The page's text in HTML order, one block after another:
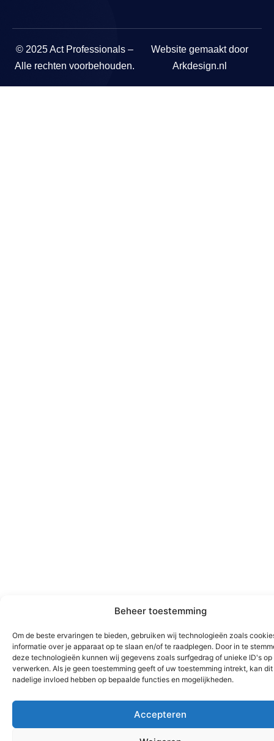
Beheer toestemming
Om de beste ervaringen te bieden, gebruiken wij technologieën zoals
informatie over je apparaat op te slaan en/of te raadplegen. Door in te
deze technologieën kunnen wij gegevens zoals surfgedrag of unieke ID's
verwerken. Als je geen toestemming geeft of uw toestemming intrekt, kan
nadelige invloed hebben op bepaalde functies en mogelijkheden.
Accepteren
© 2025 Act Professionals –
Alle rechten voorbehouden.
Website gemaakt door
Arkdesign.nl